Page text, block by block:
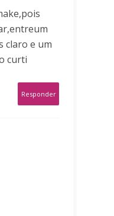
claro e um
curti
Responder